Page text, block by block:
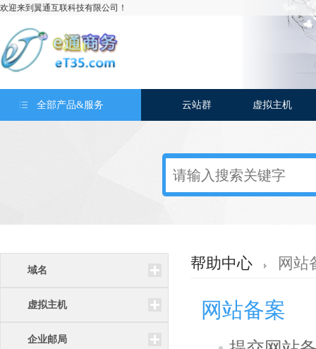
欢迎来到翼通互联科技有限公司！
全部产品&服务 云站群 虚拟主机
域名
虚拟主机
企业邮局
帮助中心 网站
网站备案